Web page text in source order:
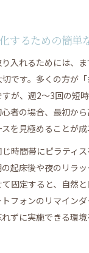
するための簡単
入れるためには、
です。多くの方が
が、週2〜3回の短
者の場合、最初か
を見極めることが成
時間帯にピラティ
起床後や夜のリラ
固定すると、自然
フォンのリマイン
ずに実施できる環